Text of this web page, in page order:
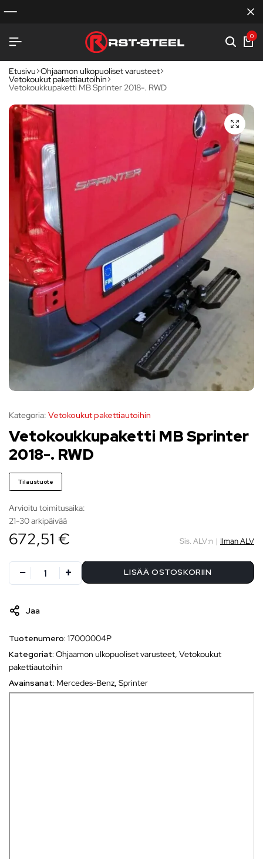
0
Etusivu Ohjaamon ulkopuoliset varusteet
Vetokoukut pakettiautoihin
Vetokoukkupaketti MB Sprinter 2018-. RWD
Kategoria: Vetokoukut pakettiautoihin
Vetokoukkupaketti MB Sprinter
2018-. RWD
Tilaustuote
Arvioitu toimitusaika:
21-30 arkipäivää
672,51 € Sis. ALV:n | Ilman ALV
LISÄÄ OSTOSKORIIN
Jaa
Tuotenumero: 17000004P
Kategoriat: Ohjaamon ulkopuoliset varusteet, Vetokoukut
pakettiautoihin
Avainsanat: Mercedes-Benz, Sprinter